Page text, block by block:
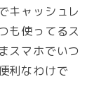
キャッシュレ
も使ってるス
スマホでいつ
利なわけで